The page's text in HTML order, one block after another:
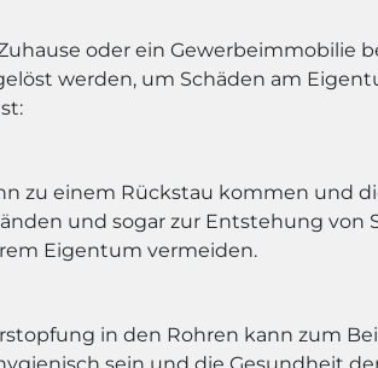
oder ein Gewerbeimmobilie
werden, um Schäden am
zu einem Rückstau kommen und
und sogar zur Entstehung von
Eigentum vermeiden.
in den Rohren kann zum